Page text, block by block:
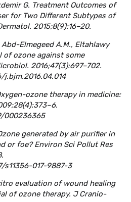
G. Treatment Outcomes of
for Two Different Subtypes of
2015;8(9):16–20.
Abd-Elmegeed A.M., Eltahlawy
ozone against some
2016;47(3):697–702.
j.bjm.2016.04.014
ozone therapy in medicine:
000236365
generated by air purifier in
or foe? Environ Sci Pollut Res
017-9887-3
evaluation of wound healing
of ozone therapy. J Cranio-